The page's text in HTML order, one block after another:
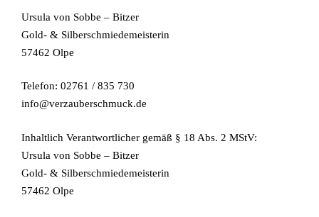
Ursula von Sobbe – Bitzer
Gold- & Silberschmiedemeisterin
57462 Olpe
Telefon: 02761 / 835 730
info@verzauberschmuck.de
Inhaltlich Verantwortlicher gemäß § 18 Abs. 2 MStV:
Ursula von Sobbe – Bitzer
Gold- & Silberschmiedemeisterin
57462 Olpe